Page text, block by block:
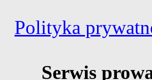
Polityka
Serwis